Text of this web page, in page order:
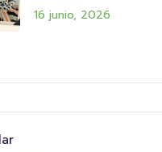
16 junio, 2026